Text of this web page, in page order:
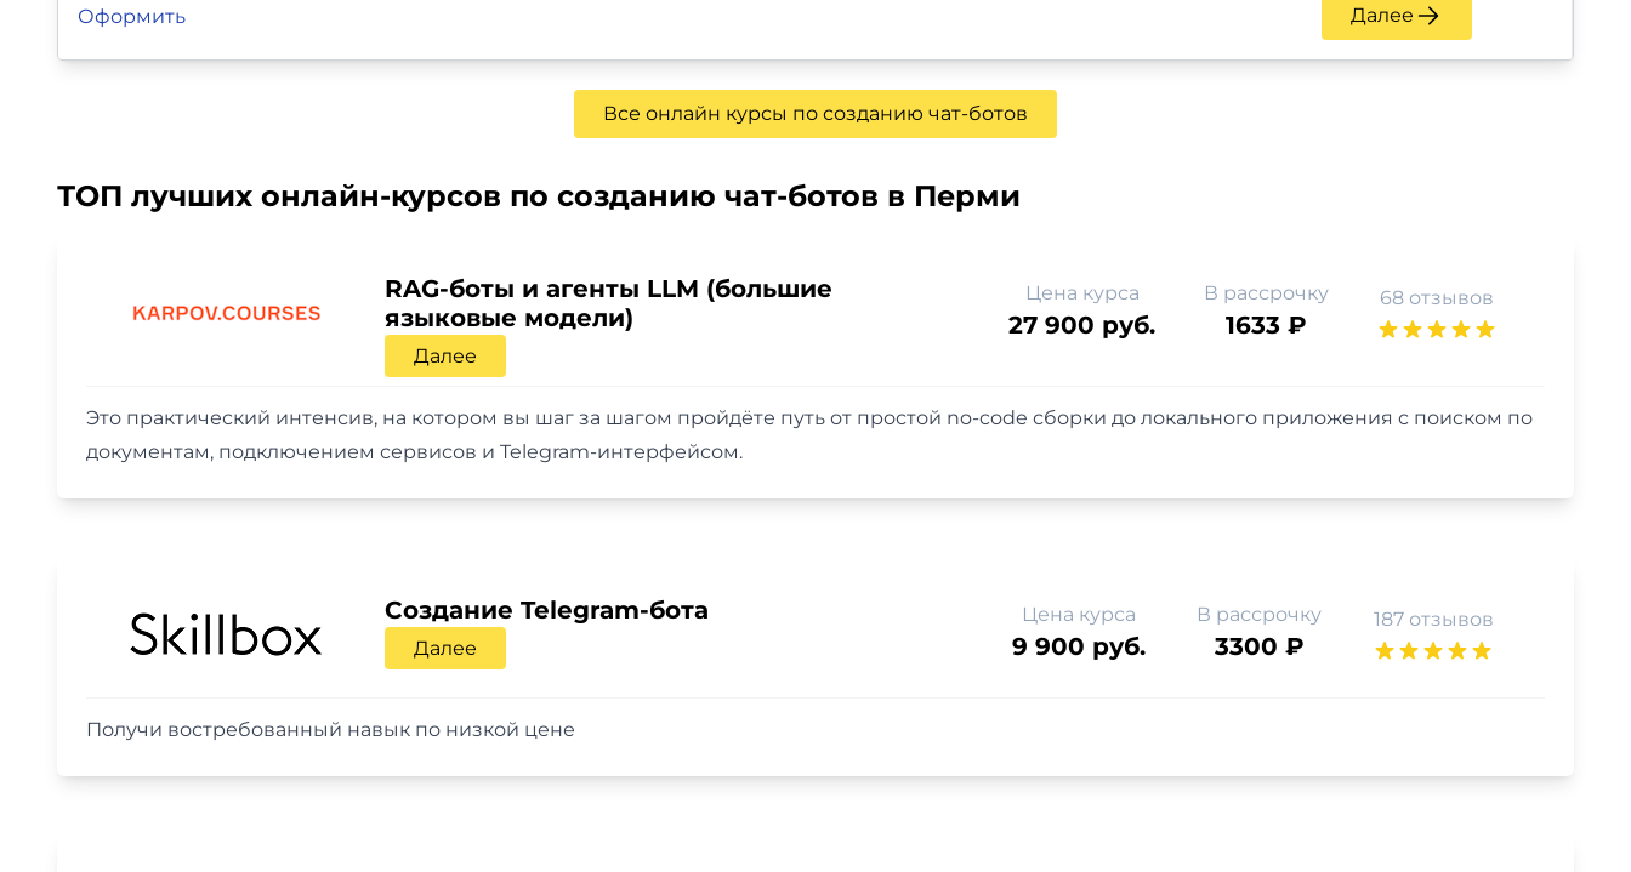
Оформить
Далее
Все онлайн курсы по созданию чат-ботов
ТОП лучших онлайн-курсов по созданию чат-ботов в Перми
RAG-боты и агенты LLM (большие
языковые модели)
Далее
Цена курса
27 900 руб.
В рассрочку
1633 ₽
68 отзывов
Это практический интенсив, на котором вы шаг за шагом пройдёте путь от простой no-code сборки до локального приложения с поиском по
документам, подключением сервисов и Telegram-интерфейсом.
Создание Telegram-бота
Далее
Цена курса
9 900 руб.
В рассрочку
3300 ₽
187 отзывов
Получи востребованный навык по низкой цене